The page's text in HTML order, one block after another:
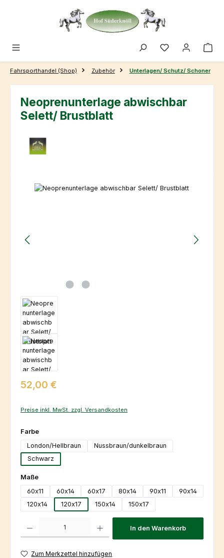
Zum Hauptinhalt springen
Fahrsporthandel (Shop) Zubehör Unterlagen/ Schutz/ Schoner
Neoprenunterlage abwischbar
Selett/ Brustblatt
Bildergalerie überspringen
Regulärer Preis:
52,00 €
Preise inkl. MwSt. zzgl. Versandkosten
Farbeauswählen
London/Hellbraun
Nussbraun/dunkelbraun
Schwarz
Maßeauswählen
60x11
60x14 60x17 80x14 90x11
90x14
120x14
120x17 150x14 150x17
In den Warenkorb
Zum Merkzettel hinzufügen